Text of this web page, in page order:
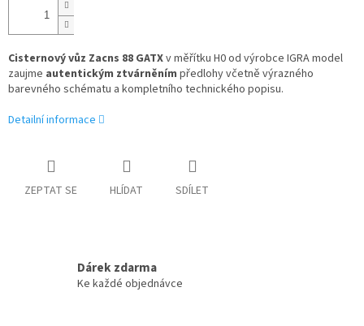
Cisternový vůz Zacns 88 GATXv měřítku H0 od výrobce IGRA model
zaujme autentickým ztvárněním předlohy včetně výrazného
barevného schématu a kompletního technického popisu.
Detailní informace
ZEPTAT SE HLÍDAT SDÍLET
Dárek zdarma
Ke každé objednávce